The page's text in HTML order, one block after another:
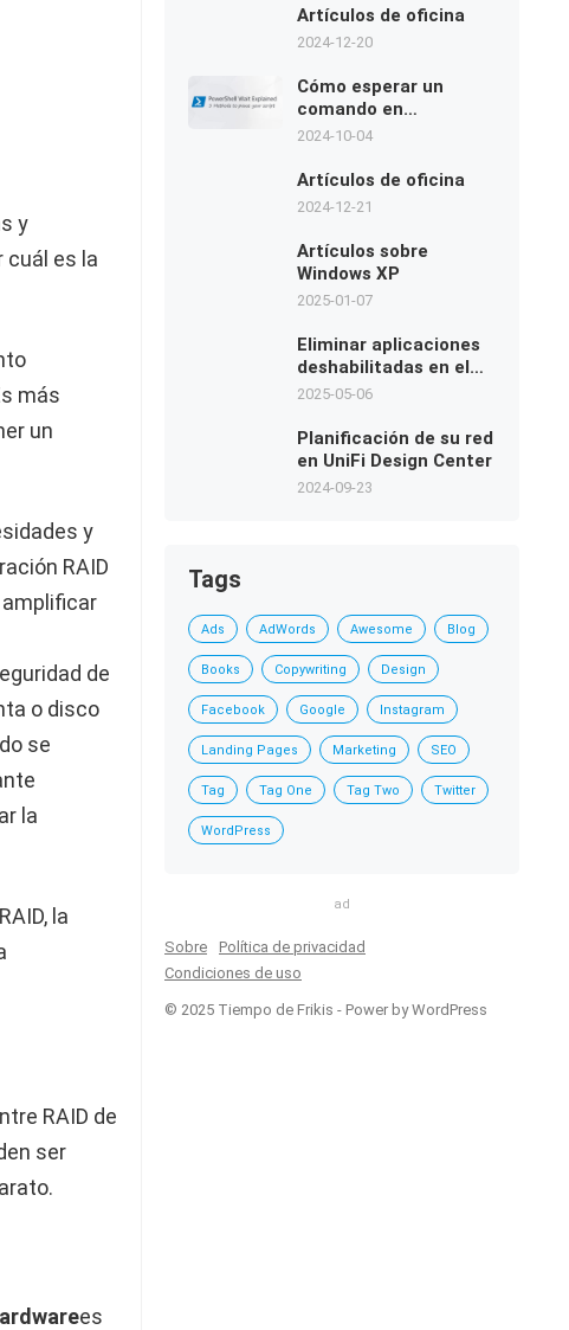
y
cuál es la
más
un
y
RAID
de
o disco
se
la
la
RAID de
ser
es
aumento del precio de
la RAM ahora se
Artículos de oficina
2024-12-20
Cómo esperar un
comando en
PowerShell
2024-10-04
Artículos de oficina
2024-12-21
Artículos sobre
Windows XP
2025-01-07
Eliminar aplicaciones
deshabilitadas en el
menú de inicio
2025-05-06
Planificación de su red
en UniFi Design Center
2024-09-23
Tags
Ads AdWords Awesome Blog
Books Copywriting Design
Facebook Google Instagram
Landing Pages Marketing SEO
Tag Tag One Tag Two Twitter
WordPress
ad
Sobre
Política de privacidad
Condiciones de uso
© 2025 Tiempo de Frikis - Power by WordPress